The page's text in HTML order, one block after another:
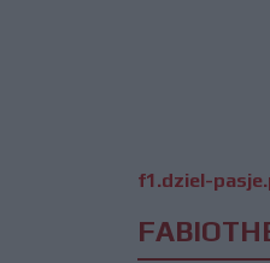
f1.dziel-